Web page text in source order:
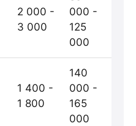
2 000 -
3 000
000 -
125
000
1 400 -
1 800
140
000 -
165
000